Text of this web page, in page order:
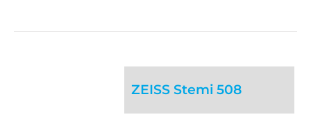
ZEISS Stemi 508